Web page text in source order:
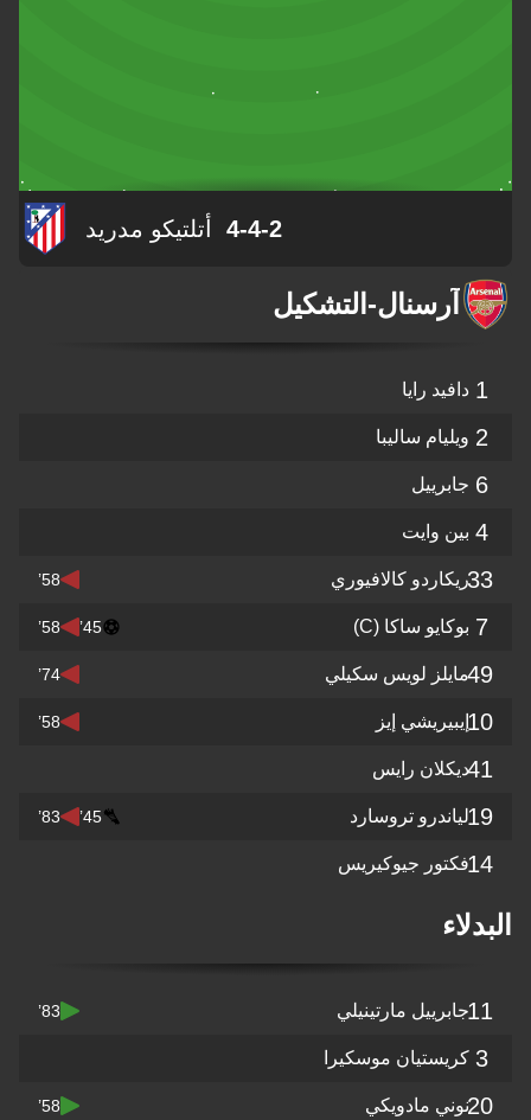
4-4-2 أتلتيكو مدريد
آرسنال- التشكيل
1 دافيد رايا
2 ويليام ساليبا
6 جابرييل
4 بين وايت
33ريكاردو كالافيوري 58’
7 بوكايو ساكا (C)
45’
58’
49مايلز لويس سكيلي 74’
10إيبيريشي إيز 58’
41ديكلان رايس
19لياندرو تروسارد 45’
83’
14فكتور جيوكيريس
البدلاء
11جابرييل مارتينيلي 83’
3 كريستيان موسكيرا
20نوني مادويكي 58’